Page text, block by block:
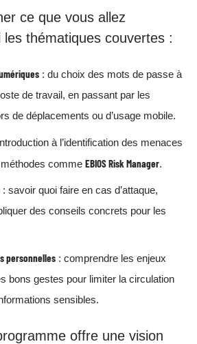
ce que vous allez
thématiques couvertes :
: du choix des mots de passe à
de travail, en passant par les
de déplacements ou d’usage mobile.
à l’identification des menaces
méthodes comme EBIOS Risk Manager.
: savoir quoi faire en cas d’attaque,
des conseils concrets pour les
personnelles : comprendre les enjeux
bons gestes pour limiter la circulation
sensibles.
offre une vision